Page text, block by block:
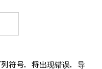
符号，将出现错误，导